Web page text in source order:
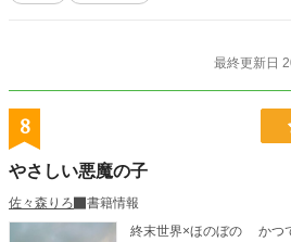
最終更新日
8
やさしい悪魔の子
佐々森りろ
書籍情報
終末世界×ほのぼの かつて、天使と悪魔の共存していた